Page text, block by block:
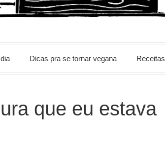
Dicas pra se tornar vegana Receitas
que eu estava